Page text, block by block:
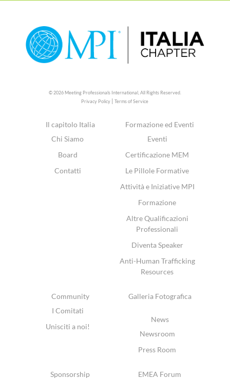
© 2026 Meeting Professionals International, All Rights Reserved.
Privacy Policy |Terms of Service
Il capitolo Italia
Chi Siamo
Board
Contatti
Formazione ed Eventi
Eventi
Certificazione MEM
Le Pillole Formative
Attività e Iniziative MPI
Formazione
Altre Qualificazioni
Professionali
Diventa Speaker
Anti-Human Trafficking
Resources
Community
I Comitati
Unisciti a noi!
Galleria Fotografica
News
Newsroom
Press Room
Sponsorship EMEA Forum